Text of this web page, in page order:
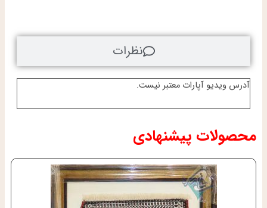
آدرس ویدیو آپارات معتبر نیست.
نظرات
محصولات پیشنهادی